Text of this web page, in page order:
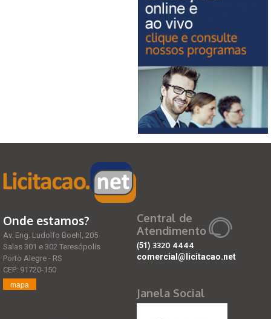
Onde estamos?
Av. Eng. Ludolfo Boehl, 205
Salas 301 e 302 Teresópolis
Porto Alegre - RS
CEP: 91720-150
mapa
Central de
Atendimento
(51) 3320 4444
comercial@licitacao.net
Janela Social